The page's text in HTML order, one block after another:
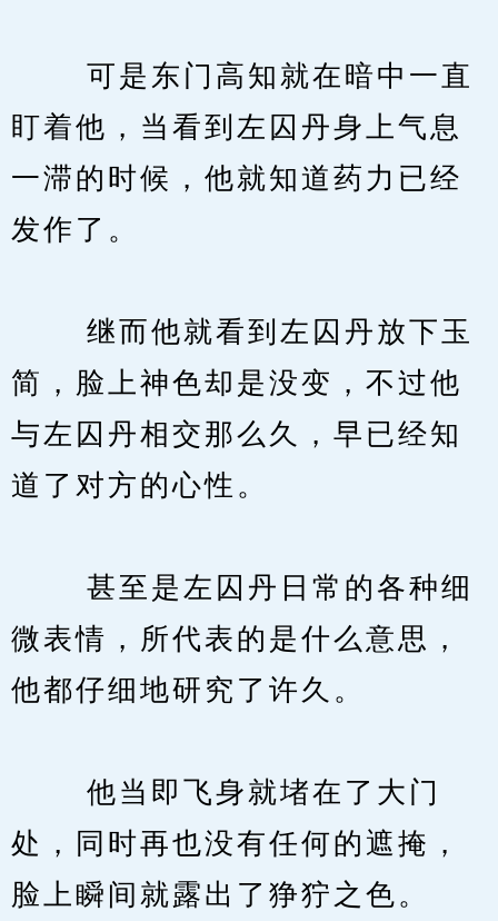
可是东门高知就在暗中一直
盯着他，当看到左囚丹身上气息
一滞的时候，他就知道药力已经
发作了。
继而他就看到左囚丹放下玉
简，脸上神色却是没变，不过他
与左囚丹相交那么久，早已经知
道了对方的心性。
甚至是左囚丹日常的各种细
微表情，所代表的是什么意思，
他都仔细地研究了许久。
他当即飞身就堵在了大门
处，同时再也没有任何的遮掩，
脸上瞬间就露出了狰狞之色。